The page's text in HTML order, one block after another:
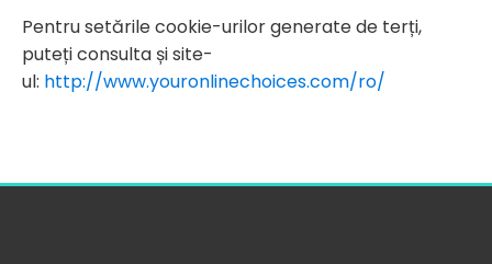
Pentru setările cookie-urilor generate de terți,
puteți consulta și site-
ul: http://www.youronlinechoices.com/ro/